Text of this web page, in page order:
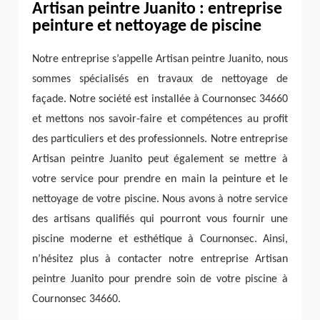
Artisan peintre Juanito : entreprise
peinture et nettoyage de piscine
Notre entreprise s’appelle Artisan peintre Juanito, nous
sommes spécialisés en travaux de nettoyage de
façade. Notre société est installée à Cournonsec 34660
et mettons nos savoir-faire et compétences au profit
des particuliers et des professionnels. Notre entreprise
Artisan peintre Juanito peut également se mettre à
votre service pour prendre en main la peinture et le
nettoyage de votre piscine. Nous avons à notre service
des artisans qualifiés qui pourront vous fournir une
piscine moderne et esthétique à Cournonsec. Ainsi,
n’hésitez plus à contacter notre entreprise Artisan
peintre Juanito pour prendre soin de votre piscine à
Cournonsec 34660.